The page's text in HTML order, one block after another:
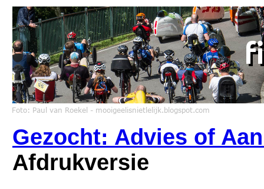
Gezocht: Advies of
Afdrukversie